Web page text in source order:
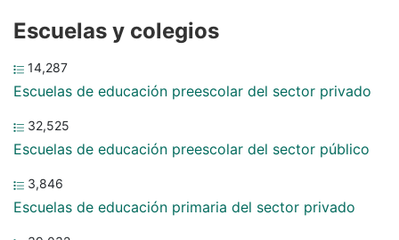
Escuelas y colegios
14,287
Escuelas de educación preescolar del sector privado
32,525
Escuelas de educación preescolar del sector público
3,846
Escuelas de educación primaria del sector privado